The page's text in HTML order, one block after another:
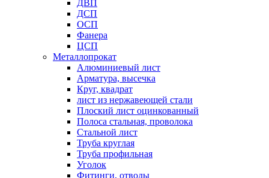
ДВП
ДСП
ОСП
Фанера
ЦСП
Металлопрокат
Алюминиевый лист
Арматура, высечка
Круг, квадрат
лист из нержавеющей стали
Плоский лист оцинкованный
Полоса стальная, проволока
Стальной лист
Труба круглая
Труба профильная
Уголок
Фитинги, отводы